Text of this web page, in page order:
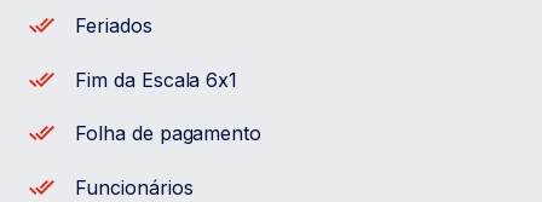
Feriados
Fim da Escala 6x1
Folha de pagamento
Funcionários